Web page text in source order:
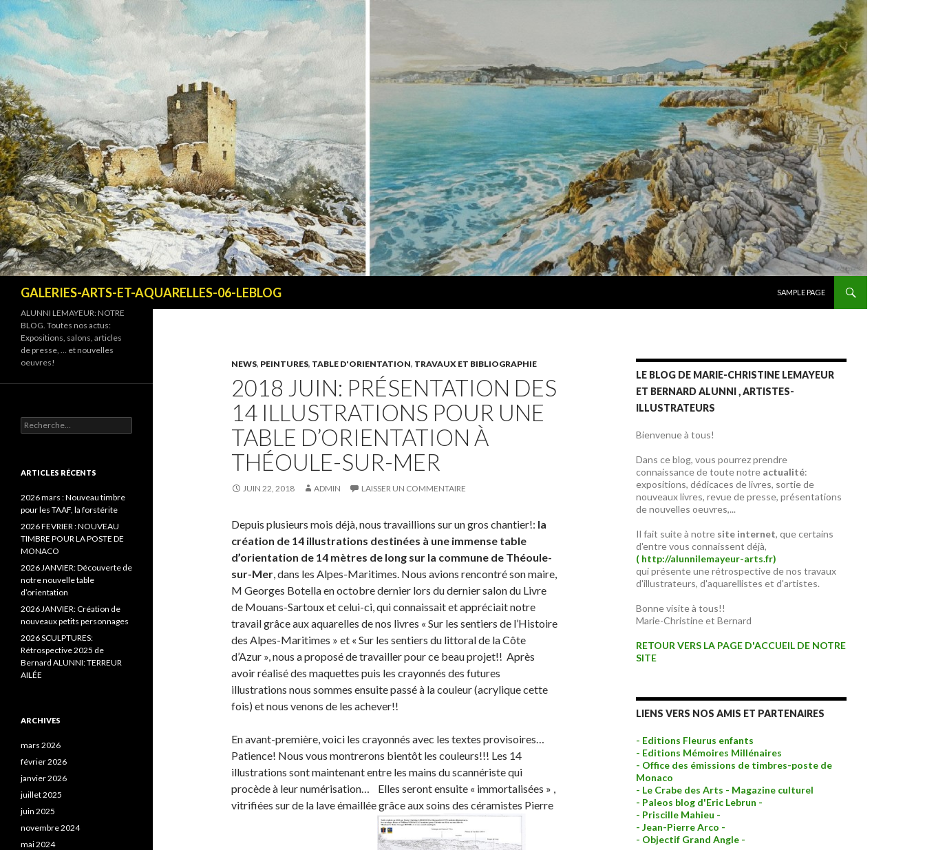
GALERIES-ARTS-ET-AQUARELLES-06-LEBLOG
SAMPLE PAGE
NEWS, PEINTURES, TABLE D'ORIENTATION, TRAVAUX ET BIBLIOGRAPHIE
2018 JUIN: PRÉSENTATION DES
14 ILLUSTRATIONS POUR UNE
TABLE D’ORIENTATION À
THÉOULE-SUR-MER
JUIN 22, 2018 ADMIN LAISSER UN COMMENTAIRE
Depuis plusieurs mois déjà, nous travaillions sur un gros chantier!: la
création de 14 illustrations destinées à une immense table
d’orientation de 14 mètres de long sur la commune de Théoule-
sur-Mer, dans les Alpes-Maritimes. Nous avions rencontré son maire,
M Georges Botella en octobre dernier lors du dernier salon du Livre
de Mouans-Sartoux et celui-ci, qui connaissait et appréciait notre
travail grâce aux aquarelles de nos livres « Sur les sentiers de l’Histoire
des Alpes-Maritimes » et « Sur les sentiers du littoral de la Côte
d’Azur », nous a proposé de travailler pour ce beau projet!! Après
avoir réalisé des maquettes puis les crayonnés des futures
illustrations nous sommes ensuite passé à la couleur (acrylique cette
fois) et nous venons de les achever!!
En avant-première, voici les crayonnés avec les textes provisoires…
Patience! Nous vous montrerons bientôt les couleurs!!! Les 14
illustrations sont maintenant entre les mains du scannériste qui
procède à leur numérisation… Elles seront ensuite « immortalisées » ,
vitrifiées sur de la lave émaillée grâce aux soins des céramistes Pierre
LE BLOG DE MARIE-CHRISTINE LEMAYEUR
ET BERNARD ALUNNI , ARTISTES-
ILLUSTRATEURS
Bienvenue à tous!
Dans ce blog, vous pourrez prendre
connaissance de toute notre actualité:
expositions, dédicaces de livres, sortie de
nouveaux livres, revue de presse, présentations
de nouvelles oeuvres,...
Il fait suite à notre site internet, que certains
d'entre vous connaissent déjà,
( http://alunnilemayeur-arts.fr)
qui présente une rétrospective de nos travaux
d'illustrateurs, d'aquarellistes et d'artistes.
Bonne visite à tous!!
Marie-Christine et Bernard
RETOUR VERS LA PAGE D'ACCUEIL DE NOTRE
SITE
LIENS VERS NOS AMIS ET PARTENAIRES
- Editions Fleurus enfants
- Editions Mémoires Millénaires
- Office des émissions de timbres-poste de
Monaco
- Le Crabe des Arts - Magazine culturel
- Paleos blog d'Eric Lebrun -
- Priscille Mahieu -
- Jean-Pierre Arco -
- Objectif Grand Angle -
ALUNNI LEMAYEUR: NOTRE
BLOG. Toutes nos actus:
Expositions, salons, articles
de presse, … et nouvelles
oeuvres!
Recherche pour :
ARTICLES RÉCENTS
2026 mars : Nouveau timbre
pour les TAAF, la forstérite
2026 FEVRIER : NOUVEAU
TIMBRE POUR LA POSTE DE
MONACO
2026 JANVIER: Découverte de
notre nouvelle table
d’orientation
2026 JANVIER: Création de
nouveaux petits personnages
2026 SCULPTURES:
Rétrospective 2025 de
Bernard ALUNNI: TERREUR
AILÉE
ARCHIVES
mars 2026
février 2026
janvier 2026
juillet 2025
juin 2025
novembre 2024
mai 2024